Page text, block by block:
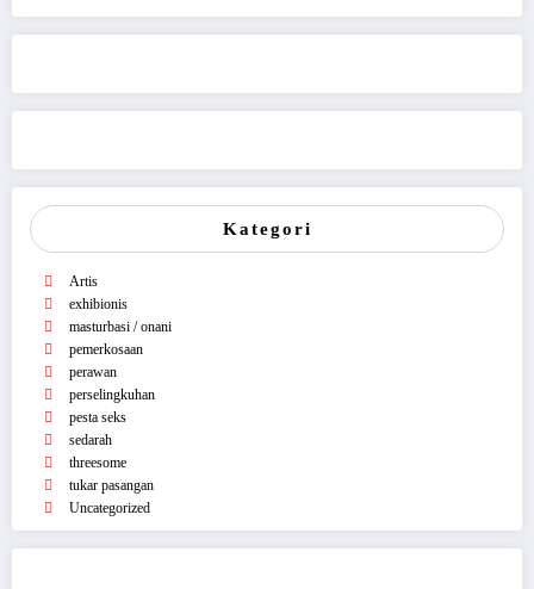
Kategori
Artis
exhibionis
masturbasi / onani
pemerkosaan
perawan
perselingkuhan
pesta seks
sedarah
threesome
tukar pasangan
Uncategorized